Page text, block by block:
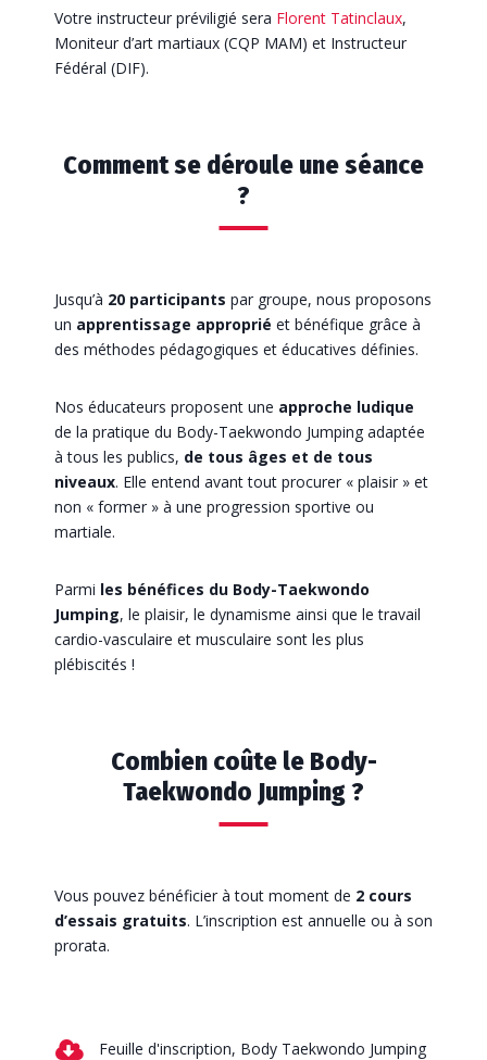
Votre instructeur préviligié sera Florent Tatinclaux,
Moniteur d’art martiaux (CQP MAM) et Instructeur
Fédéral (DIF).
Comment se déroule une séance
?
Jusqu’à 20 participants par groupe, nous proposons
un apprentissage approprié et bénéfique grâce à
des méthodes pédagogiques et éducatives définies.
Nos éducateurs proposent une approche ludique
de la pratique du Body-Taekwondo Jumping adaptée
à tous les publics, de tous âges et de tous
niveaux. Elle entend avant tout procurer « plaisir » et
non « former » à une progression sportive ou
martiale.
Parmi les bénéfices du Body-Taekwondo
Jumping, le plaisir, le dynamisme ainsi que le travail
cardio-vasculaire et musculaire sont les plus
plébiscités !
Combien coûte le Body-
Taekwondo Jumping ?
Vous pouvez bénéficier à tout moment de 2 cours
d’essais gratuits. L’inscription est annuelle ou à son
prorata.
Feuille d'inscription, Body Taekwondo Jumping